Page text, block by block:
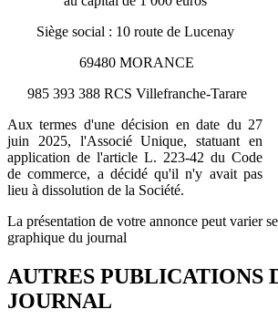
Siège social : 10 route de Lucenay
69480 MORANCE
985 393 388 RCS Villefranche-Tarare
Aux termes d'une décision en date du 27
juin 2025, l'Associé Unique, statuant en
application de l'article L. 223-42 du Code
de commerce, a décidé qu'il n'y avait pas
lieu à dissolution de la Société.
La présentation de votre annonce peut varier
graphique du journal
AUTRES PUBLICATIONS
JOURNAL